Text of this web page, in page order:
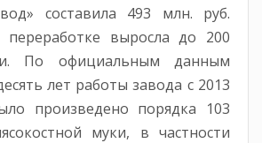
составила 493 млн. руб.
выросла до 200
По официальным данным
лет работы завода с 2013
произведено порядка 103
муки, в частности